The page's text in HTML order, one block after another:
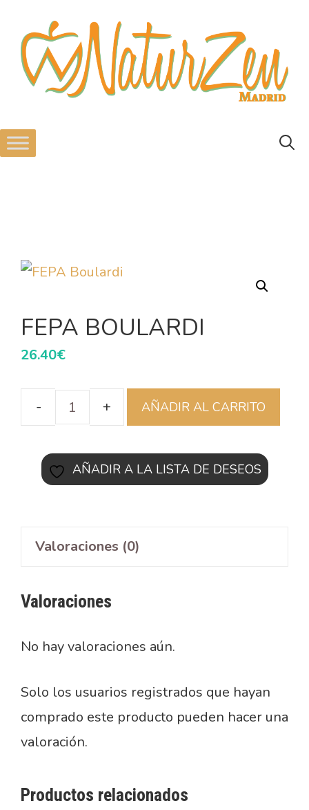
FEPA BOULARDI
26.40€
AÑADIR AL CARRITO
AÑADIR A LA LISTA DE DESEOS
Valoraciones (0)
Valoraciones
No hay valoraciones aún.
Solo los usuarios registrados que hayan
comprado este producto pueden hacer una
valoración.
Productos relacionados